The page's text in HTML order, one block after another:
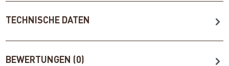
TECHNISCHE DATEN
BEWERTUNGEN (0)